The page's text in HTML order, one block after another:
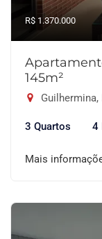
R$ 1.370.000
145m²
Guilhermina,
3 Quartos 4
Mais